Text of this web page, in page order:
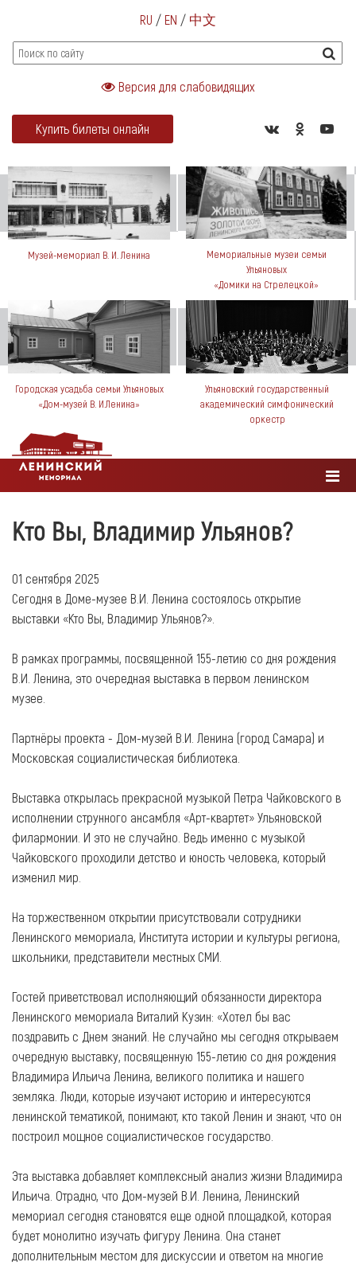
RU / EN / 中文
Версия для слабовидящих
Купить билеты онлайн
Музей-мемориал В. И. Ленина
Мемориальные музеи семьи
Ульяновых
«Домики на Стрелецкой»
Городская усадьба семьи Ульяновых
«Дом-музей В. И.Ленина»
Ульяновский государственный
академический симфонический
оркестр
Кто Вы, Владимир Ульянов?
01 сентября 2025
Сегодня в Доме-музее В.И. Ленина состоялось открытие
выставки «Кто Вы, Владимир Ульянов?».
В рамках программы, посвященной 155-летию со дня рождения
В.И. Ленина, это очередная выставка в первом ленинском
музее.
Партнёры проекта - Дом-музей В.И. Ленина (город Самара) и
Московская социалистическая библиотека.
Выставка открылась прекрасной музыкой Петра Чайковского в
исполнении струнного ансамбля «Арт-квартет» Ульяновской
филармонии. И это не случайно. Ведь именно с музыкой
Чайковского проходили детство и юность человека, который
изменил мир.
На торжественном открытии присутствовали сотрудники
Ленинского мемориала, Института истории и культуры региона,
школьники, представители местных СМИ.
Гостей приветствовал исполняющий обязанности директора
Ленинского мемориала Виталий Кузин: «Хотел бы вас
поздравить с Днем знаний. Не случайно мы сегодня открываем
очередную выставку, посвященную 155-летию со дня рождения
Владимира Ильича Ленина, великого политика и нашего
земляка. Люди, которые изучают историю и интересуются
ленинской тематикой, понимают, кто такой Ленин и знают, что он
построил мощное социалистическое государство.
Эта выставка добавляет комплексный анализ жизни Владимира
Ильича. Отрадно, что Дом-музей В.И. Ленина, Ленинский
мемориал сегодня становятся еще одной площадкой, которая
будет монолитно изучать фигуру Ленина. Она станет
дополнительным местом для дискуссии и ответом на многие